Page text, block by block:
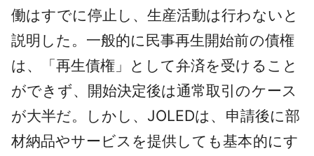
働はすでに停止し、生産活動は行わないと
説明した。一般的に民事再生開始前の債権
は、「再生債権」として弁済を受けること
ができず、開始決定後は通常取引のケース
が大半だ。しかし、JOLEDは、申請後に部
材納品やサービスを提供しても基本的にす